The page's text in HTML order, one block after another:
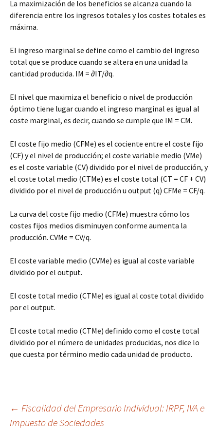
La maximización de los beneficios se alcanza cuando la
diferencia entre los ingresos totales y los costes totales es
máxima.
El ingreso marginal se define como el cambio del ingreso
total que se produce cuando se altera en una unidad la
cantidad producida. IM = ∂IT/∂q.
El nivel que maximiza el beneficio o nivel de producción
óptimo tiene lugar cuando el ingreso marginal es igual al
coste marginal, es decir, cuando se cumple que IM = CM.
El coste fijo medio (CFMe) es el cociente entre el coste fijo
(CF) y el nivel de producción; el coste variable medio (VMe)
es el coste variable (CV) dividido por el nivel de producción, y
el coste total medio (CTMe) es el coste total (CT = CF + CV)
dividido por el nivel de producción u output (q) CFMe = CF/q.
La curva del coste fijo medio (CFMe) muestra cómo los
costes fijos medios disminuyen conforme aumenta la
producción. CVMe = CV/q.
El coste variable medio (CVMe) es igual al coste variable
dividido por el output.
El coste total medio (CTMe) es igual al coste total dividido
por el output.
El coste total medio (CTMe) definido como el coste total
dividido por el número de unidades producidas, nos dice lo
que cuesta por término medio cada unidad de producto.
Navegación
← Fiscalidad del Empresario Individual: IRPF, IVA e
Impuesto de Sociedades